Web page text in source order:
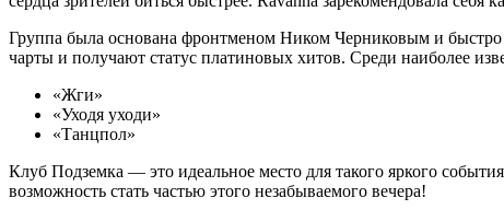
Группа была основана фронтменом Ником Черниковым и быстро
чарты и получают статус платиновых хитов. Среди наиболее
«Жги»
«Уходя уходи»
«Танцпол»
Клуб Подземка — это идеальное место для такого яркого
возможность стать частью этого незабываемого вечера!